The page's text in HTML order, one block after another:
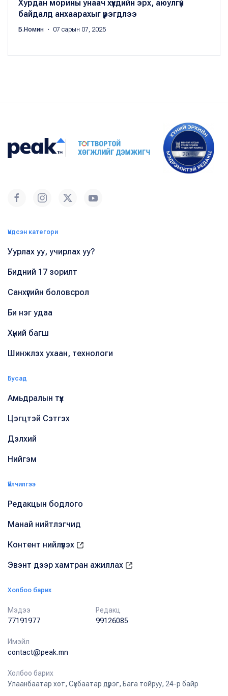
Хурдан морины унаач хүүхдийн эрх, аюулгүй
байдалд анхаарахыг үүрэгдлээ
Б.Номин ・ 07 сарын 07, 2025
Үндсэн категори
Уурлах уу, учирлах уу?
Бидний 17 зорилт
Санхүүгийн боловсрол
Би нэг удаа
Хүний багш
Шинжлэх ухаан, технологи
Бусад
Амьдралын түүх
Цэгцтэй Сэтгэх
Дэлхий
Нийгэм
Үйлчилгээ
Редакцын бодлого
Манай нийтлэгчид
Контент нийлүүлэх
Эвэнт дээр хамтран ажиллах
Холбоо барих
Мэдээ
77191977
Редакц
99126085
Имэйл
contact@peak.mn
Холбоо барих
Улаанбаатар хот, Сүхбаатар дүүрэг, Бага тойруу, 24-р байр